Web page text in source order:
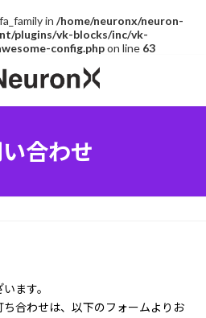
in /home/neuronx/neuron-
plugins/vk-blocks/inc/vk-
config.phpon line 63
合わせ
ます。
合わせは、以下のフォームよりお